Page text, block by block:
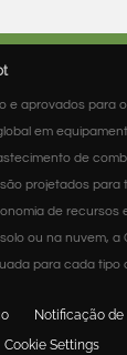
e aprovados para
em
de
projetados para
de recursos
ou na nuvem,
para cada tipo
Notificação
Cookie Settings